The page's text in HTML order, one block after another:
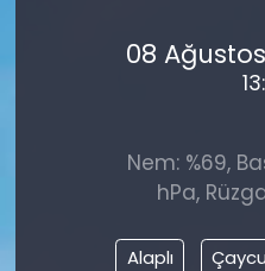
08
Nem: %69,
hPa,
Alaplı